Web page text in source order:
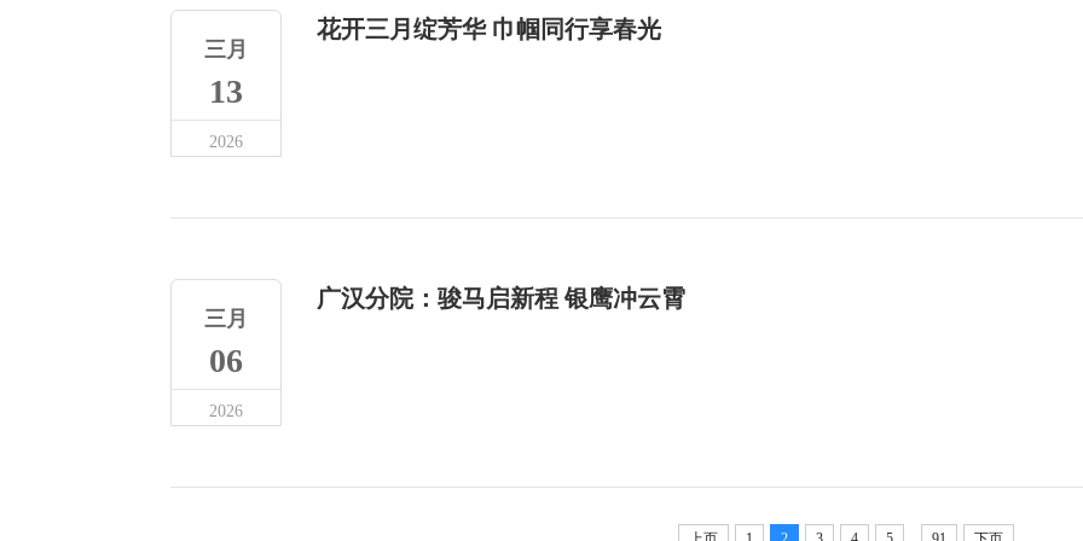
三月
13
2026
花开三月绽芳华 巾帼同行享春光
三月
06
2026
广汉分院：骏马启新程 银鹰冲云霄